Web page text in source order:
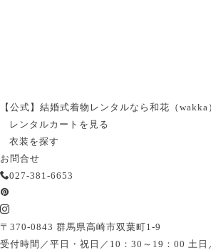
【公式】結婚式着物レンタルなら和花（
レンタルカートを見る
衣装を探す
お問合せ
027-381-6653
pinterest
〒370-0843 群馬県高崎市双葉町1-9
受付時間／平日・祝日／10：30～19：00 土